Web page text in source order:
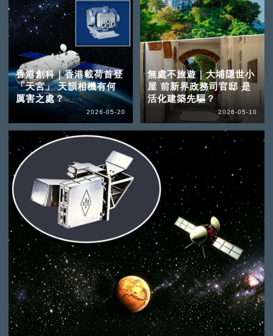
香港創科｜香港載荷首登
「天宮」 天韻相機有何
厲害之處？
2026-05-20
無處不旅遊｜大埔隱世小
屋 前新界政務司官邸 是
活化建築先驅？
2026-05-10